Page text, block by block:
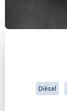
Diésel